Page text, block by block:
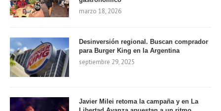
marzo 18, 2026
Desinversión regional. Buscan comprador
para Burger King en la Argentina
septiembre 29, 2025
Javier Milei retoma la campaña y en La